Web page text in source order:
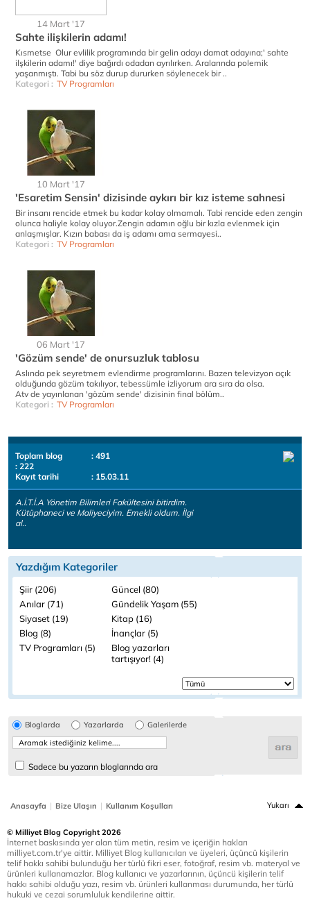
14 Mart '17
Sahte ilişkilerin adamı!
Kısmetse Olur evlilik programında bir gelin adayı damat adayına;' sahte
ilşkilerin adamı!' diye bağırdı odadan ayrılırken. Aralarında polemik
yaşanmıştı. Tabi bu söz durup dururken söylenecek bir ..
Kategori : TV Programları
10 Mart '17
'Esaretim Sensin' dizisinde aykırı bir kız isteme sahnesi
Bir insanı rencide etmek bu kadar kolay olmamalı. Tabi rencide eden zengin
olunca haliyle kolay oluyor.Zengin adamın oğlu bir kızla evlenmek için
anlaşmışlar. Kızın babası da iş adamı ama sermayesi..
Kategori : TV Programları
06 Mart '17
'Gözüm sende' de onursuzluk tablosu
Aslında pek seyretmem evlendirme programlarını. Bazen televizyon açık
olduğunda gözüm takılıyor, tebessümle izliyorum ara sıra da olsa.
Atv de yayınlanan 'gözüm sende' dizisinin final bölüm..
Kategori : TV Programları
Toplam blog
: 491
: 222
Kayıt tarihi
: 15.03.11
A.İ.T.İ.A Yönetim Bilimleri Fakültesini bitirdim.
Kütüphaneci ve Maliyeciyim. Emekli oldum. İlgi
al..
Yazdığım Kategoriler
Şiir (206)
Güncel (80)
Anılar (71)
Gündelik Yaşam (55)
Siyaset (19)
Kitap (16)
Blog (8)
İnançlar (5)
TV Programları (5)
Blog yazarları
tartışıyor! (4)
Bloglarda Yazarlarda Galerilerde
Sadece bu yazarın bloglarında ara
Anasayfa | Bize Ulaşın | Kullanım Koşulları Yukarı
© Milliyet Blog Copyright 2026
İnternet baskısında yer alan tüm metin, resim ve içeriğin hakları
milliyet.com.tr'ye aittir. Milliyet Blog kullanıcıları ve üyeleri, üçüncü kişilerin
telif hakkı sahibi bulunduğu her türlü fikri eser, fotoğraf, resim vb. materyal ve
ürünleri kullanamazlar. Blog kullanıcı ve yazarlarının, üçüncü kişilerin telif
hakkı sahibi olduğu yazı, resim vb. ürünleri kullanması durumunda, her türlü
hukuki ve cezai sorumluluk kendilerine aittir.